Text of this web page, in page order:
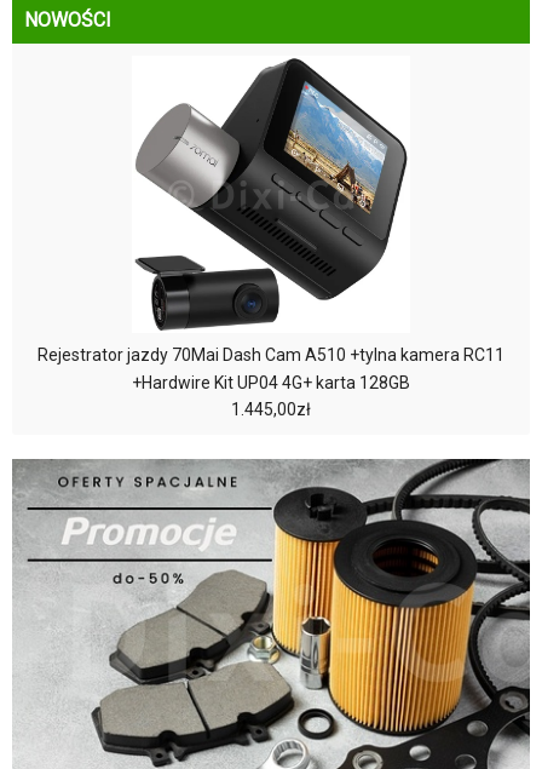
NOWOŚCI
Rejestrator jazdy 70Mai Dash Cam A510 +tylna kamera RC11
+Hardwire Kit UP04 4G+ karta 128GB
1.445,00zł